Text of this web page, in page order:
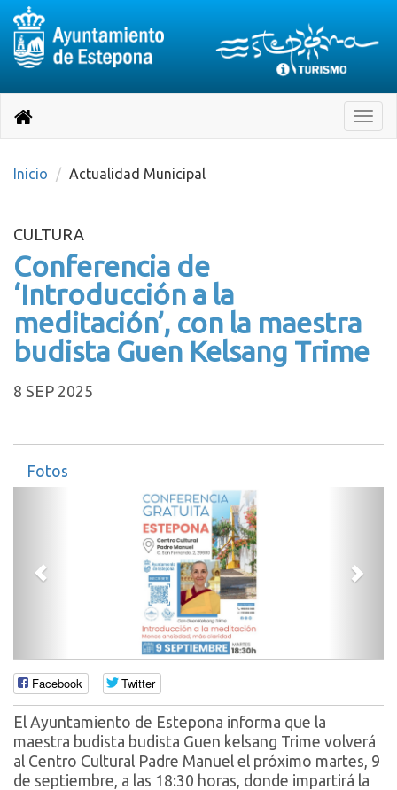
página
Toggle
Destino:
Volver
inicio
Inicio Actualidad Municipal
CULTURA
Conferencia de
‘Introducción a la
meditación’, con la maestra
budista Guen Kelsang Trime
8 SEP 2025
Fotos
Anterior
Facebook Twitter
El Ayuntamiento de Estepona informa que la
maestra budista budista Guen kelsang Trime volverá
al Centro Cultural Padre Manuel el próximo martes, 9
de septiembre, a las 18:30 horas, donde impartirá la